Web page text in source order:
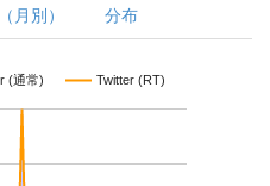
月別） 分布
(通常) Twitter (RT)